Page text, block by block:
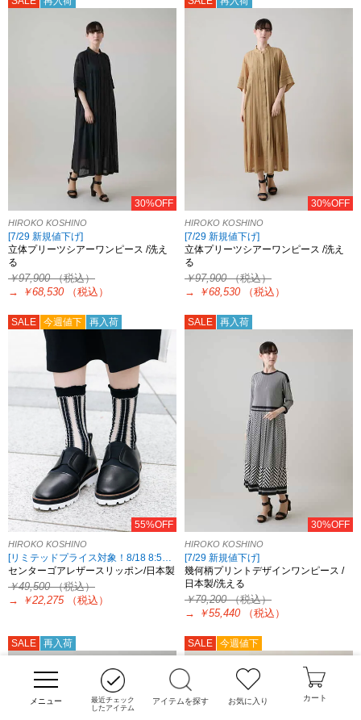
最近チェック
したアイテム
アイテムを探す お気に入り カート
30%OFF
HIROKO KOSHINO
[7/29 新規値下げ]
立体プリーツシアーワンピース /洗え
る
￥97,900（税込）
→
￥68,530 （税込）
30%OFF
HIROKO KOSHINO
[7/29 新規値下げ]
立体プリーツシアーワンピース /洗え
る
￥97,900（税込）
→
￥68,530 （税込）
SALE 今週値下 再入荷
55%OFF
HIROKO KOSHINO
センターゴアレザースリッポン/日本製
￥49,500（税込）
→
￥22,275 （税込）
SALE 再入荷
30%OFF
HIROKO KOSHINO
[7/29 新規値下げ]
幾何柄プリントデザインワンピース /
日本製/洗える
￥79,200（税込）
→
￥55,440 （税込）
SALE 再入荷 SALE 今週値下